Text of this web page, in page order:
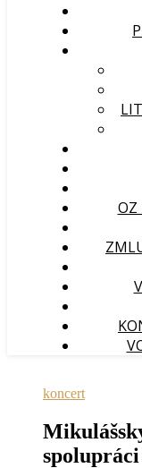
OZ
koncert